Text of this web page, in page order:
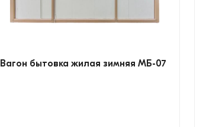
Вагон бытовка жилая зимняя МБ-07